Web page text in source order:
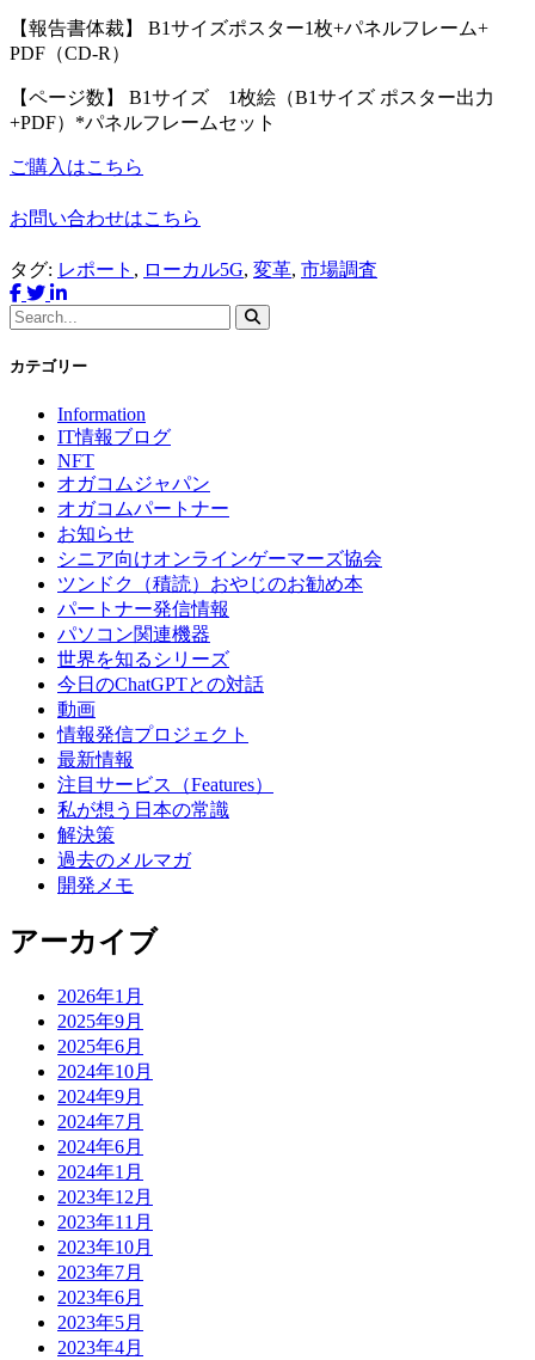
【報告書体裁】 B1サイズポスター1枚+パネルフレーム+
PDF（CD-R）
【ページ数】 B1サイズ 1枚絵（B1サイズ ポスター出力
+PDF）*パネルフレームセット
ご購入はこちら
お問い合わせはこちら
タグ: レポート , ローカル5G, 変革, 市場調査
カテゴリー
Information
IT情報ブログ
NFT
オガコムジャパン
オガコムパートナー
お知らせ
シニア向けオンラインゲーマーズ協会
ツンドク（積読）おやじのお勧め本
パートナー発信情報
パソコン関連機器
世界を知るシリーズ
今日のChatGPTとの対話
動画
情報発信プロジェクト
最新情報
注目サービス（Features）
私が想う日本の常識
解決策
過去のメルマガ
開発メモ
アーカイブ
2026年1月
2025年9月
2025年6月
2024年10月
2024年9月
2024年7月
2024年6月
2024年1月
2023年12月
2023年11月
2023年10月
2023年7月
2023年6月
2023年5月
2023年4月